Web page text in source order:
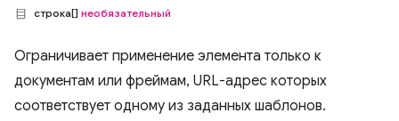
строка[] необязательный
Ограничивает применение элемента только к
документам или фреймам, URL-адрес которых
соответствует одному из заданных шаблонов.